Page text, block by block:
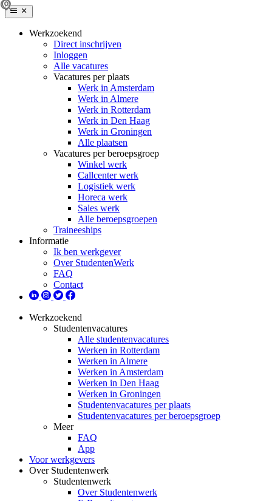
Werkzoekend
Direct inschrijven
Inloggen
Alle vacatures
Vacatures per plaats
Werk in Amsterdam
Werk in Almere
Werk in Rotterdam
Werk in Den Haag
Werk in Groningen
Alle plaatsen
Vacatures per beroepsgroep
Winkel werk
Callcenter werk
Logistiek werk
Horeca werk
Sales werk
Alle beroepsgroepen
Traineeships
Informatie
Ik ben werkgever
Over StudentenWerk
FAQ
Contact
Werkzoekend
Studentenvacatures
Alle studentenvacatures
Werken in Rotterdam
Werken in Almere
Werken in Amsterdam
Werken in Den Haag
Werken in Groningen
Studentenvacatures per plaats
Studentenvacatures per beroepsgroep
Meer
FAQ
App
Voor werkgevers
Over Studentenwerk
Studentenwerk
Over Studentenwerk